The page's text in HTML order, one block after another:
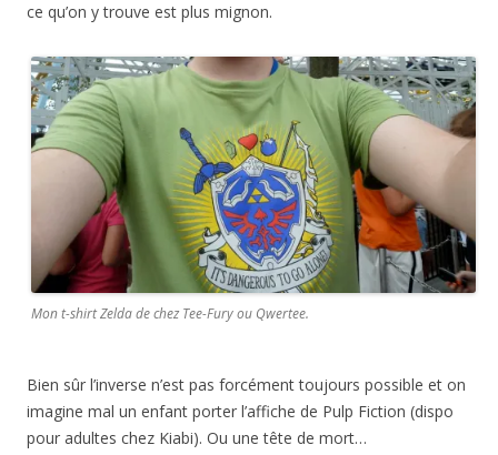
ce qu’on y trouve est plus mignon.
Mon t-shirt Zelda de chez Tee-Fury ou Qwertee.
Bien sûr l’inverse n’est pas forcément toujours possible et on
imagine mal un enfant porter l’affiche de Pulp Fiction (dispo
pour adultes chez Kiabi). Ou une tête de mort…